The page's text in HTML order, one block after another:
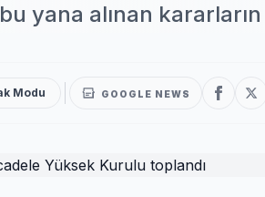
yana alınan
Modu GOOGLE NEWS